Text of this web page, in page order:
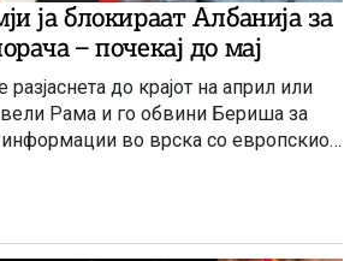
ја блокираат Албанија за
– почекај до мај
разјаснета до крајот на април или
вели Рама и го обвини Бериша за
во врска со европскиот